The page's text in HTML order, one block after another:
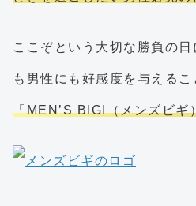
ここぞという大切な勝負の
も男性にも好感度を与える
「MEN’S BIGI（メンズビギ